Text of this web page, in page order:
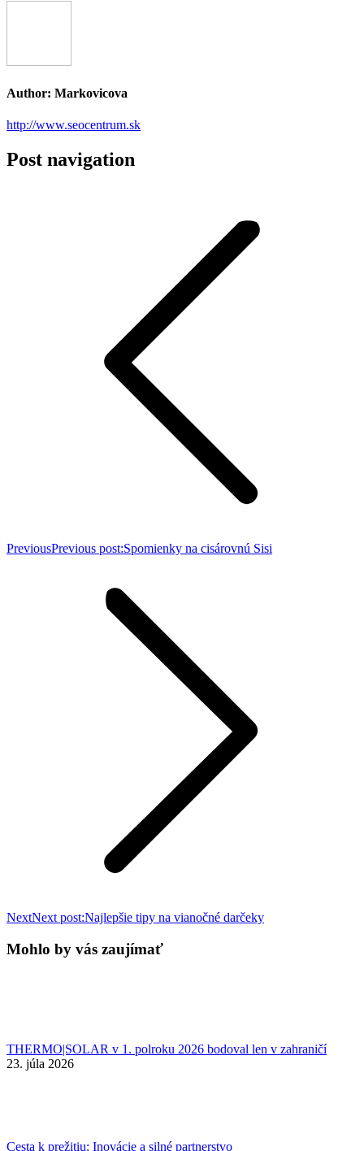
Author: Markovicova
http://www.seocentrum.sk
Post navigation
PreviousPrevious post:Spomienky na cisárovnú Sisi
NextNext post:Najlepšie tipy na vianočné darčeky
Mohlo by vás zaujímať
THERMO|SOLAR v 1. polroku 2026 bodoval len v zahraničí
23. júla 2026
Cesta k prežitiu: Inovácie a silné partnerstvo